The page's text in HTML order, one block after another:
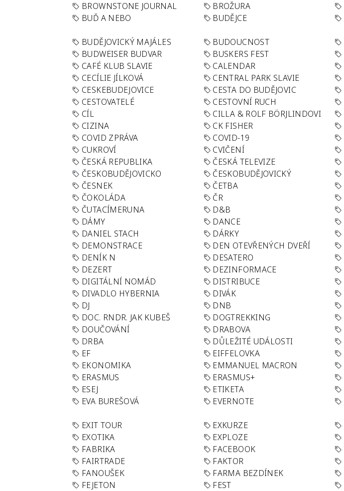
BROWNSTONE JOURNAL
BROŽURA
BUĎ A NEBO
BUDĚJCE
BUDĚJOVICKÝ MAJÁLES
BUDOUCNOST
BUDWEISER BUDVAR
BUSKERS FEST
CAFÉ KLUB SLAVIE
CALENDAR
CECÍLIE JÍLKOVÁ
CENTRAL PARK SLAVIE
CESKEBUDEJOVICE
CESTA DO BUDĚJOVIC
CESTOVATELÉ
CESTOVNÍ RUCH
CÍL
CILLA & ROLF BÖRJLINDOVI
CIZINA
CK FISHER
COVID ZPRÁVA
COVID-19
CUKROVÍ
CVIČENÍ
ČESKÁ REPUBLIKA
ČESKÁ TELEVIZE
ČESKOBUDĚJOVICKO
ČESKOBUDĚJOVICKÝ
ČESNEK
ČETBA
ČOKOLÁDA
ČR
ČUTACÍMERUNA
D&B
DÁMY
DANCE
DANIEL STACH
DÁRKY
DEMONSTRACE
DEN OTEVŘENÝCH DVEŘÍ
DENÍK N
DESATERO
DEZERT
DEZINFORMACE
DIGITÁLNÍ NOMÁD
DISTRIBUCE
DIVADLO HYBERNIA
DIVÁK
DJ
DNB
DOC. RNDR. JAK KUBEŠ
DOGTREKKING
DOUČOVÁNÍ
DRABOVA
DRBA
DŮLEŽITÉ UDÁLOSTI
EF
EIFFELOVKA
EKONOMIKA
EMMANUEL MACRON
ERASMUS
ERASMUS+
ESEJ
ETIKETA
EVA BUREŠOVÁ
EVERNOTE
EXIT TOUR
EXKURZE
EXOTIKA
EXPLOZE
FABRIKA
FACEBOOK
FAIRTRADE
FAKTOR
FANOUŠEK
FARMA BEZDÍNEK
FEJETON
FEST